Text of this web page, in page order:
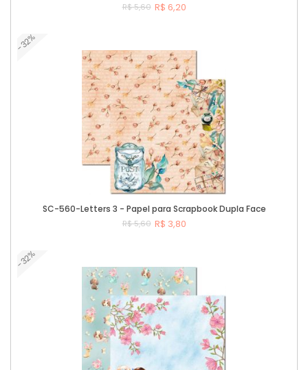
R$ 5,60 R$ 6,20
-32%
SC-560-Letters 3 - Papel para Scrapbook Dupla Face
R$ 5,60 R$ 3,80
-32%